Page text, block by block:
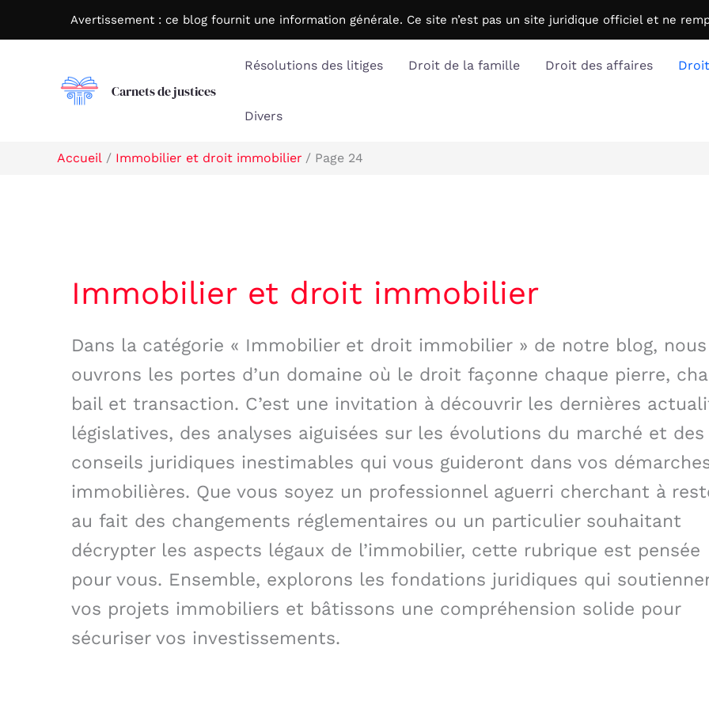
Avertissement : ce blog fournit une information générale. Ce site n’est pas un site juridique officiel et ne
Carnets de justices
Résolutions des litiges Droit de la famille Droit des affaires
Divers
Accueil Immobilier et droit immobilier Page 24
Immobilier et droit immobilier
Dans la catégorie « Immobilier et droit immobilier » de notre blog, nous
ouvrons les portes d’un domaine où le droit façonne chaque pierre,
bail et transaction. C’est une invitation à découvrir les dernières
législatives, des analyses aiguisées sur les évolutions du marché et des
conseils juridiques inestimables qui vous guideront dans vos
immobilières. Que vous soyez un professionnel aguerri cherchant à
au fait des changements réglementaires ou un particulier souhaitant
décrypter les aspects légaux de l’immobilier, cette rubrique est pensée
pour vous. Ensemble, explorons les fondations juridiques qui
vos projets immobiliers et bâtissons une compréhension solide pour
sécuriser vos investissements.